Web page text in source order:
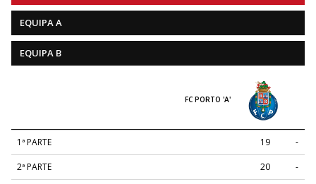
EQUIPA A
EQUIPA B
FC PORTO 'A'
1ª PARTE 19 -
2ª PARTE 20 -